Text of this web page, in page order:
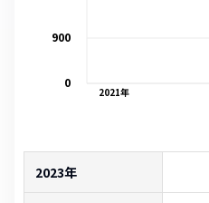
2021年
0
900
2023年